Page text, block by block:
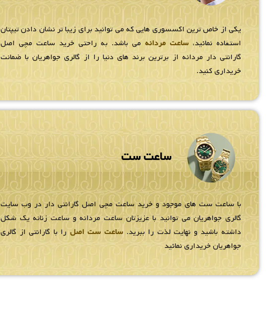
یکی از خاص ترین اکسسوری هایی که می توانید برای زیبا تر نشان دادن تیپتان
استفاده نمائید، ساعت مردانه می باشد. به راحتی خرید ساعت مچی اصل
گارانتی دار مردانه از برترین برند های دنیا را از گالری جواهریان با ضمانت
خریداری کنید.
ساعت ست
با ساعت ست های موجود و خرید ساعت مچی اصل گارانتی دار در وب سایت
گالری جواهریان می توانید با عزیزتان ساعت مردانه و ساعت زنانه یک شکل
داشته باشید و نهایت لذت را ببرید. ساعت ست اصلرا با گارانتی از گالری
جواهریان خریداری نمائید